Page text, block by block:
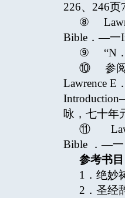
226、246页
⑧
Bible．—一
⑨ “N．J
⑩ 参阅
Lawrence E
咏，七十年
⑪
Bible ．—
参考书目
1．绝妙
2．圣经